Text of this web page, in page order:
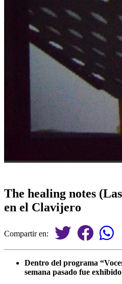
The healing notes
en el Clavijero
Compartir en:
Dentro del programa
semana pasado fue